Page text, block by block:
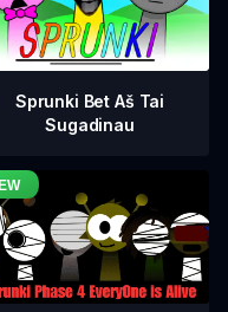
Sprunki Bet Aš Tai
Sugadinau